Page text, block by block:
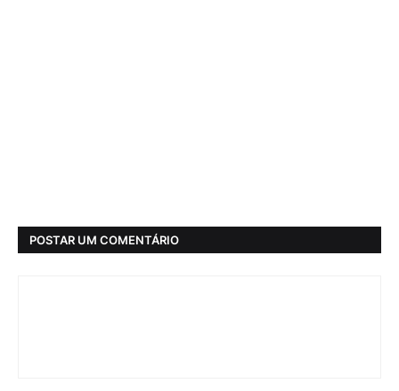
POSTAR UM COMENTÁRIO